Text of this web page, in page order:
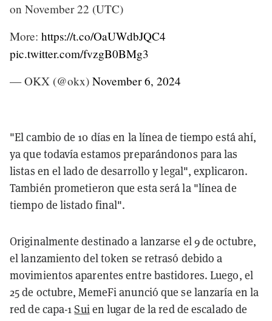
on November 22 (UTC)
More: https://t.co/OaUWdbJQC4
pic.twitter.com/fvzgB0BMg3
— OKX (@okx) November 6, 2024
"El cambio de 10 días en la línea de tiempo está ahí,
ya que todavía estamos preparándonos para las
listas en el lado de desarrollo y legal", explicaron.
También prometieron que esta será la "línea de
tiempo de listado final".
Originalmente destinado a lanzarse el 9 de octubre,
el lanzamiento del token se retrasó debido a
movimientos aparentes entre bastidores. Luego, el
25 de octubre, MemeFi anunció que se lanzaría en la
red de capa-1Suien lugar de la red de escalado de